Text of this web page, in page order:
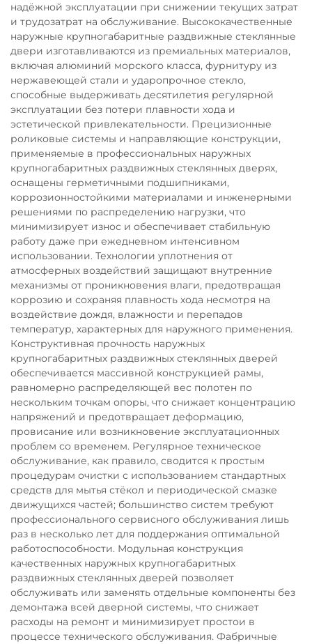
надёжной эксплуатации при снижении текущих затрат
и трудозатрат на обслуживание. Высококачественные
наружные крупногабаритные раздвижные стеклянные
двери изготавливаются из премиальных материалов,
включая алюминий морского класса, фурнитуру из
нержавеющей стали и ударопрочное стекло,
способные выдерживать десятилетия регулярной
эксплуатации без потери плавности хода и
эстетической привлекательности. Прецизионные
роликовые системы и направляющие конструкции,
применяемые в профессиональных наружных
крупногабаритных раздвижных стеклянных дверях,
оснащены герметичными подшипниками,
коррозионностойкими материалами и инженерными
решениями по распределению нагрузки, что
минимизирует износ и обеспечивает стабильную
работу даже при ежедневном интенсивном
использовании. Технологии уплотнения от
атмосферных воздействий защищают внутренние
механизмы от проникновения влаги, предотвращая
коррозию и сохраняя плавность хода несмотря на
воздействие дождя, влажности и перепадов
температур, характерных для наружного применения.
Конструктивная прочность наружных
крупногабаритных раздвижных стеклянных дверей
обеспечивается массивной конструкцией рамы,
равномерно распределяющей вес полотен по
нескольким точкам опоры, что снижает концентрацию
напряжений и предотвращает деформацию,
провисание или возникновение эксплуатационных
проблем со временем. Регулярное техническое
обслуживание, как правило, сводится к простым
процедурам очистки с использованием стандартных
средств для мытья стёкол и периодической смазке
движущихся частей; большинство систем требуют
профессионального сервисного обслуживания лишь
раз в несколько лет для поддержания оптимальной
работоспособности. Модульная конструкция
качественных наружных крупногабаритных
раздвижных стеклянных дверей позволяет
обслуживать или заменять отдельные компоненты без
демонтажа всей дверной системы, что снижает
расходы на ремонт и минимизирует простои в
процессе технического обслуживания. Фабричные